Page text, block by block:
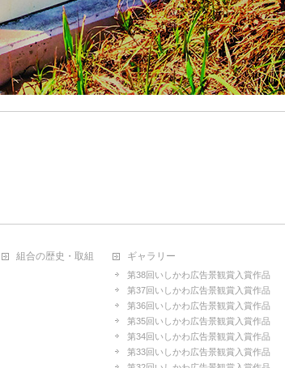
組合の歴史・取組 ギャラリー
第38回いしかわ広告景観賞入賞作品
第37回いしかわ広告景観賞入賞作品
第36回いしかわ広告景観賞入賞作品
第35回いしかわ広告景観賞入賞作品
第34回いしかわ広告景観賞入賞作品
第33回いしかわ広告景観賞入賞作品